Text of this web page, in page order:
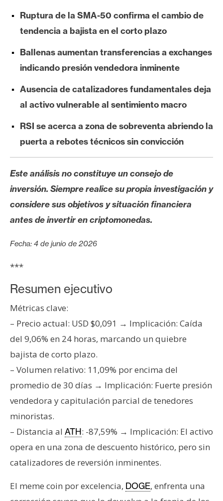
e
u
I
A
A
á
l
i
s
s
N
s
d
e
r
e
n
s
T
m
a
Ruptura de la SMA-50 confirma el cambio de
tendencia a bajista en el corto plazo
Ballenas aumentan transferencias a exchanges
indicando presión vendedora inminente
Ausencia de catalizadores fundamentales deja
al activo vulnerable al sentimiento macro
RSI se acerca a zona de sobreventa abriendo la
puerta a rebotes técnicos sin convicción
Este análisis no constituye un consejo de
inversión. Siempre realice su propia investigación y
considere sus objetivos y situación financiera
antes de invertir en criptomonedas.
Fecha: 4 de junio de 2026
***
Resumen ejecutivo
Métricas clave:
– Precio actual: USD $0,091 → Implicación: Caída
del 9,06% en 24 horas, marcando un quiebre
bajista de corto plazo.
– Volumen relativo: 11,09% por encima del
promedio de 30 días → Implicación: Fuerte presión
vendedora y capitulación parcial de tenedores
minoristas.
– Distancia al ATH: -87,59% → Implicación: El activo
opera en una zona de descuento histórico, pero sin
catalizadores de reversión inminentes.
El meme coin por excelencia, DOGE, enfrenta una